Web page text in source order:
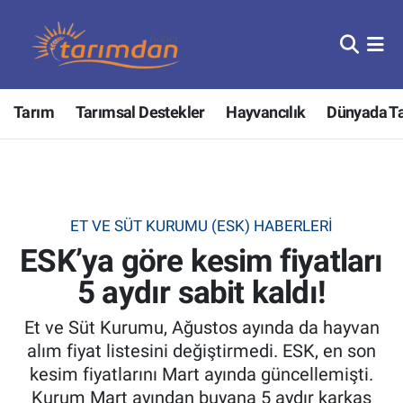
Tarım Tarımsal Destekler Hayvancılık Dünyada
ET VE SÜT KURUMU (ESK) HABERLERI
ESK’ya göre kesim fiyatları
5 aydır sabit kaldı!
Et ve Süt Kurumu, Ağustos ayında da hayvan
alım fiyat listesini değiştirmedi. ESK, en son
kesim fiyatlarını Mart ayında güncellemişti.
Kurum Mart ayından buyana 5 aydır karkas
Tarım
Hayvancılık
Tarımsal Destekler
Tarım Bakanlığı
TZOB
Tarım Kredi Kooperatifleri
Nöbetçi Eczaneler
Hava Durumu
Tüm Manşetler
Son Dakika Haberleri
Haber Arşivi